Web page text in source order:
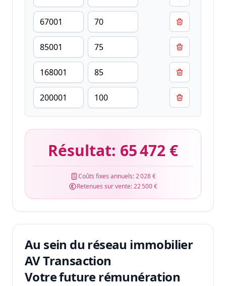
Résultat: 65 472 €
Coûts fixes annuels:2 028 €
Retenues sur vente:22 500 €
Au sein du réseau immobilier
AV Transaction
Votre future rémunération